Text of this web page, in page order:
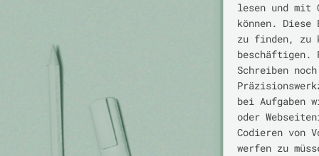
lesen und mit
können.
zu finden, zu
Schreiben
bei Aufgaben
oder
Codieren von
werfen zu